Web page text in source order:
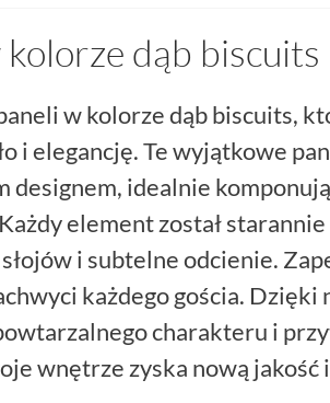
kolorze dąb biscuits
w kolorze dąb biscuits,
i elegancję. Te wyjątkowe
designem, idealnie
element został
i subtelne odcienie.
każdego gościa. Dzięki
charakteru i
wnętrze zyska nową